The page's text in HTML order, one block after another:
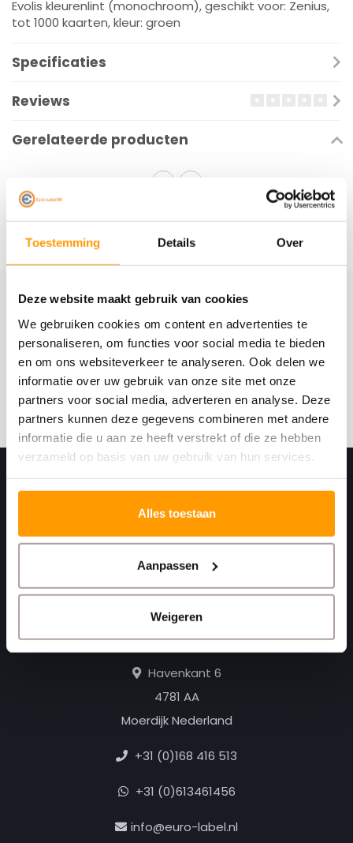
Toestemming Details Over
Deze website maakt gebruik van cookies
We gebruiken cookies om content en advertenties te
personaliseren, om functies voor social media te bieden
en om ons websiteverkeer te analyseren. Ook delen we
informatie over uw gebruik van onze site met onze
partners voor social media, adverteren en analyse. Deze
partners kunnen deze gegevens combineren met andere
informatie die u aan ze heeft verstrekt of die ze hebben
verzameld op basis van uw gebruik van hun services.
Alles toestaan
Aanpassen
Weigeren
Evolis kleurenlint (monochroom), geschikt voor: Zenius,
tot 1000 kaarten, kleur: groen
Specificaties
Reviews
Gerelateerde producten
Schrijf je hier in voor onze nieuwsbrief
Ontvang onze nieuwste aanbiedingen en
kortingscodes
Abonneer
Print. Plak. Klaar. Met een partner die met je
meedenkt.
Havenkant 6
4781 AA
Moerdijk Nederland
+31 (0)168 416 513
+31 (0)613461456
info@euro-label.nl